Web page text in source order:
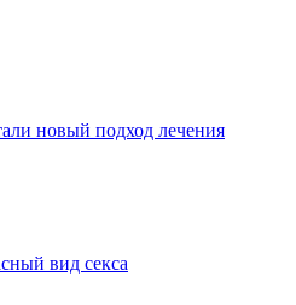
новый подход лечения
вид секса